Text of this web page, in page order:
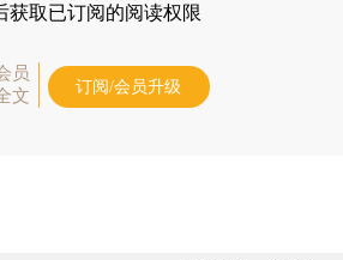
获取已订阅的阅读权限
员
文
订阅/会员升级